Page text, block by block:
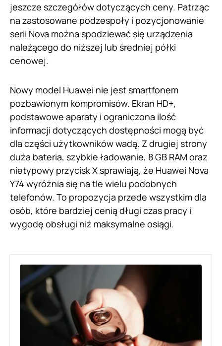
jeszcze szczegółów dotyczących ceny. Patrząc
na zastosowane podzespoły i pozycjonowanie
serii Nova można spodziewać się urządzenia
należącego do niższej lub średniej półki
cenowej.
Nowy model Huawei nie jest smartfonem
pozbawionym kompromisów. Ekran HD+,
podstawowe aparaty i ograniczona ilość
informacji dotyczących dostępności mogą być
dla części użytkowników wadą. Z drugiej strony
duża bateria, szybkie ładowanie, 8 GB RAM oraz
nietypowy przycisk X sprawiają, że Huawei Nova
Y74 wyróżnia się na tle wielu podobnych
telefonów. To propozycja przede wszystkim dla
osób, które bardziej cenią długi czas pracy i
wygodę obsługi niż maksymalne osiągi.